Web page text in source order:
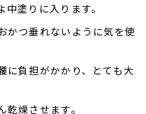
塗りに入ります。
かつ垂れないように気を使
に負担がかかり、とても大
燥させます。